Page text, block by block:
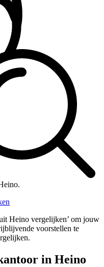
Heino vergelijken’ om jouw
voorstellen te
in Heino